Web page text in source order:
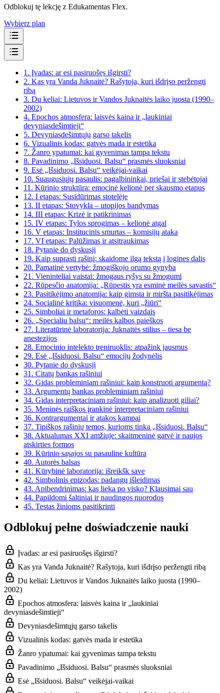
Odblokuj tę lekcję z Edukamentas Flex.
Wybierz plan
1. Įvadas: ar esi pasiruošęs išgirsti?
2. Kas yra Vanda Juknaitė? Rašytoja, kuri išdrįso peržengti
ribą
3. Du keliai: Lietuvos ir Vandos Juknaitės laiko juosta (1990–
2002)
4. Epochos atmosfera: laisvės kaina ir „laukiniai
devyniasdešimtieji“
5. Devyniasdešimtųjų garso takelis
6. Vizualinis kodas: gatvės mada ir estetika
7. Žanro ypatumai: kai gyvenimas tampa tekstu
8. Pavadinimo „Išsiduosi. Balsu“ prasmės sluoksniai
9. Esė „Išsiduosi. Balsu“ veikėjai-vaikai
10. Suaugusiųjų pasaulis: pagalbininkai, priešai ir stebėtojai
11. Kūrinio struktūra: emocinė kelionė per skausmo etapus
12. I etapas: Susidūrimas stotelėje
13. II etapas: Stovykla – utopijos bandymas
14. III etapas: Krizė ir patikrinimas
15. IV etapas: Tylos sprogimas – kelionė atgal
16. V etapas: Institucinis smurtas – komisijų ataka
17. VI etapas: Palūžimas ir atsitraukimas
18. Pytanie do dyskusji
19. Kaip suprasti rašinį: skaidome ilgą tekstą į logines dalis
20. Pamatinė vertybė: žmogiškojo orumo gynyba
21. Vieninteliai vaistai: žmogaus ryšys su žmogumi
22. Rūpesčio anatomija: „Rūpestis yra esminė meilės savastis“
23. Pasitikėjimo anatomija: kaip gimsta ir miršta pasitikėjimas
24. Socialinė kritika: visuomenė, kuri „žiūri“
25. Simboliai ir metaforos: kalbėti vaizdais
26. „Specialiu balsu“: meilės kalbos paieškos
27. Literatūrinė laboratorija: Juknaitės stilius – tiesa be
anestezijos
28. Emocinio intelekto treniruoklis: atpažink jausmus
29. Esė „Išsiduosi. Balsu“ emocijų žodynėlis
30. Pytanie do dyskusji
31. Citatų bankas rašiniui
32. Gidas probleminiam rašiniui: kaip konstruoti argumentą?
33. Argumentų bankas probleminiam rašiniui
34. Gidas interpretaciniam rašiniui: kaip analizuoti giliai?
35. Meninės raiškos įrankinė interpretaciniam rašiniui
36. Kontrargumentai ir atakos kampai
37. Tipiškos rašinių temos, kurioms tinka „Išsiduosi. Balsu“
38. Aktualumas XXI amžiuje: skaitmeninė gatvė ir naujos
atskirties formos
39. Kūrinio sąsajos su pasauline kultūra
40. Autorės balsas
41. Kūrybinė laboratorija: išreikšk save
42. Simbolinis epizodas: padangų išleidimas
43. Apibendrinimas: kas lieka po visko? Klausimai sau
44. Papildomi šaltiniai ir naudingos nuorodos
45. Testas žinioms pasitikrinti
Odblokuj pełne doświadczenie nauki
Įvadas: ar esi pasiruošęs išgirsti?
Kas yra Vanda Juknaitė? Rašytoja, kuri išdrįso peržengti ribą
Du keliai: Lietuvos ir Vandos Juknaitės laiko juosta (1990–
2002)
Epochos atmosfera: laisvės kaina ir „laukiniai
devyniasdešimtieji“
Devyniasdešimtųjų garso takelis
Vizualinis kodas: gatvės mada ir estetika
Žanro ypatumai: kai gyvenimas tampa tekstu
Pavadinimo „Išsiduosi. Balsu“ prasmės sluoksniai
Esė „Išsiduosi. Balsu“ veikėjai-vaikai